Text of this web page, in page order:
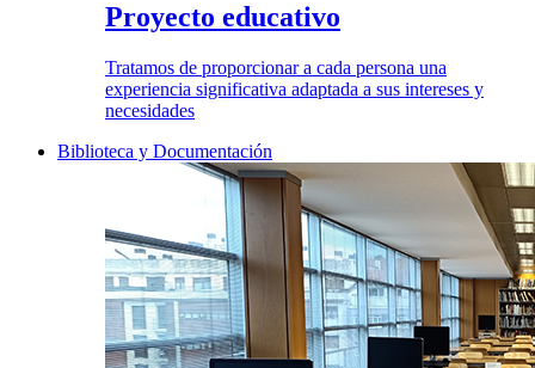
Proyecto educativo
Tratamos de proporcionar a cada persona una
experiencia significativa adaptada a sus intereses y
necesidades
Biblioteca y Documentación